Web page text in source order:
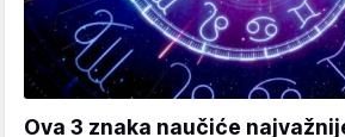
Ova 3 znaka naučiće